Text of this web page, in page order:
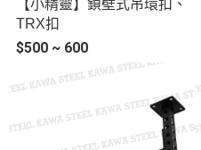
【小精靈】鎖壁式吊環扣、
TRX扣
$500 ~ 600